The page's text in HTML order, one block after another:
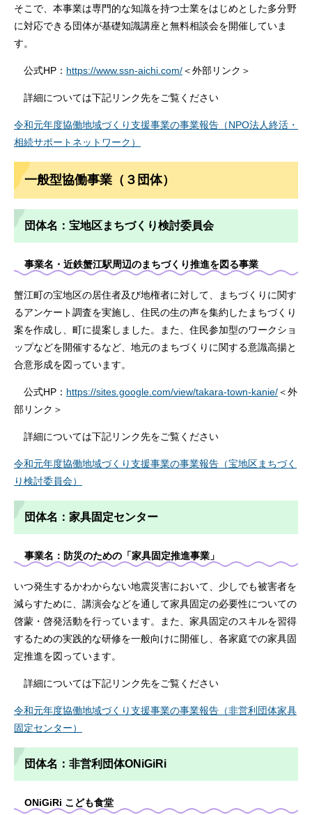
そこで、本事業は専門的な知識を持つ士業をはじめとした多分野
に対応できる団体が基礎知識講座と無料相談会を開催していま
す。
公式HP： https://www.ssn-aichi.com/＜外部リンク＞
詳細については下記リンク先をご覧ください
令和元年度協働地域づくり支援事業の事業報告（NPO法人終活・
相続サポートネットワーク）
一般型協働事業（３団体）
団体名：宝地区まちづくり検討委員会
事業名・近鉄蟹江駅周辺のまちづくり推進を図る事業
蟹江町の宝地区の居住者及び地権者に対して、まちづくりに関す
るアンケート調査を実施し、住民の生の声を集約したまちづくり
案を作成し、町に提案しました。また、住民参加型のワークショ
ップなどを開催するなど、地元のまちづくりに関する意識高揚と
合意形成を図っています。
公式HP： https://sites.google.com/view/takara-town-kanie/＜外
部リンク＞
詳細については下記リンク先をご覧ください
令和元年度協働地域づくり支援事業の事業報告（宝地区まちづく
り検討委員会）
団体名：家具固定センター
事業名：防災のための「家具固定推進事業」
いつ発生するかわからない地震災害において、少しでも被害者を
減らすために、講演会などを通して家具固定の必要性についての
啓蒙・啓発活動を行っています。また、家具固定のスキルを習得
するための実践的な研修を一般向けに開催し、各家庭での家具固
定推進を図っています。
詳細については下記リンク先をご覧ください
令和元年度協働地域づくり支援事業の事業報告（非営利団体家具
固定センター）
団体名：非営利団体ONiGiRi
ONiGiRi こども食堂